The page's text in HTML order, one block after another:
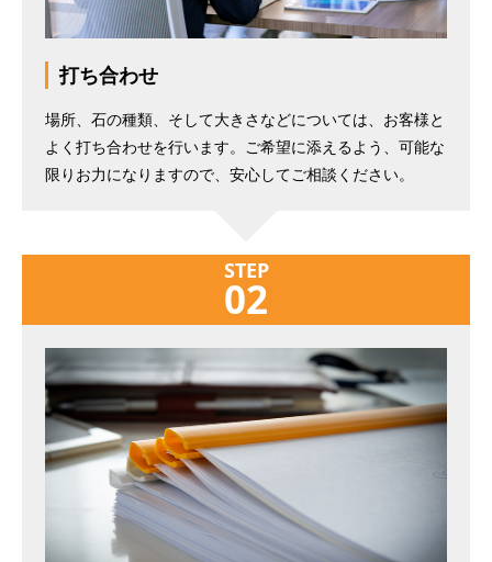
打ち合わせ
場所、石の種類、そして大きさなどについては、お客様と
よく打ち合わせを行います。ご希望に添えるよう、可能な
限りお力になりますので、安心してご相談ください。
STEP
02